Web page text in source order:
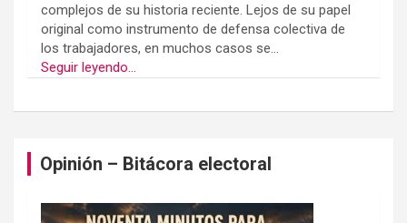
complejos de su historia reciente. Lejos de su papel
original como instrumento de defensa colectiva de
los trabajadores, en muchos casos se...
Seguir leyendo...
Opinión – Bitácora electoral